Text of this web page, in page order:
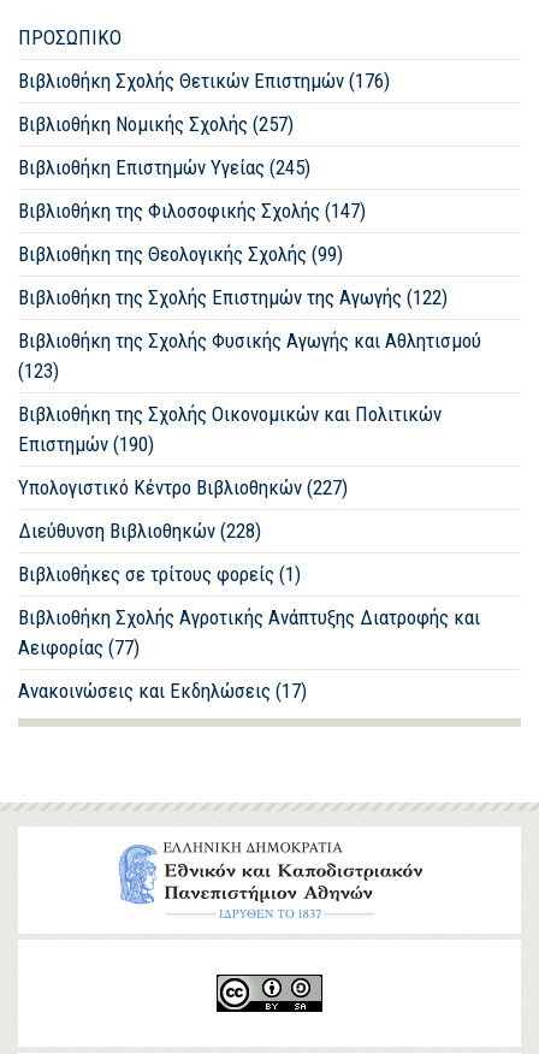
ΠΡΟΣΩΠΙΚΟ
Βιβλιοθήκη Σχολής Θετικών Επιστημών (176)
Βιβλιοθήκη Νομικής Σχολής (257)
Βιβλιοθήκη Επιστημών Υγείας (245)
Βιβλιοθήκη της Φιλοσοφικής Σχολής (147)
Βιβλιοθήκη της Θεολογικής Σχολής (99)
Βιβλιοθήκη της Σχολής Επιστημών της Αγωγής (122)
Βιβλιοθήκη της Σχολής Φυσικής Αγωγής και Αθλητισμού
(123)
Βιβλιοθήκη της Σχολής Οικονομικών και Πολιτικών
Επιστημών (190)
Υπολογιστικό Κέντρο Βιβλιοθηκών (227)
Διεύθυνση Βιβλιοθηκών (228)
Βιβλιοθήκες σε τρίτους φορείς (1)
Βιβλιοθήκη Σχολής Αγροτικής Ανάπτυξης Διατροφής και
Αειφορίας (77)
Ανακοινώσεις και Εκδηλώσεις (17)